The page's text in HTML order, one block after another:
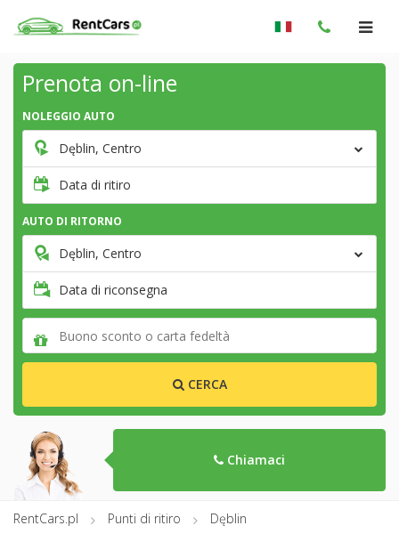
Prenota on-line
NOLEGGIO AUTO
Dęblin, Centro
Data di ritiro
AUTO DI RITORNO
Dęblin, Centro
Data di riconsegna
CERCA
Chiamaci
RentCars.pl Punti di ritiro Dęblin